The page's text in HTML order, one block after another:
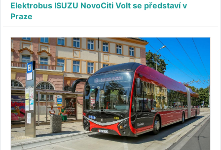
Elektrobus ISUZU NovoCiti Volt se představí v
Praze